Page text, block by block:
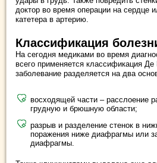
доктор во время операции на сердце
катетера в артерию.
Классификация
На сегодня медиками во время
всего применяется классификация Де
заболевание разделяется на два
восходящей части – расслоение
грудную и брюшную области;
разрыв и разделение стенок в
поражения ниже диафрагмы или
диафрагмы.